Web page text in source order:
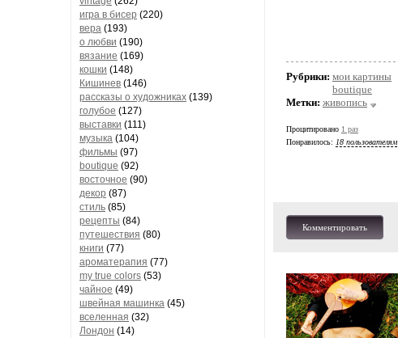
игра в бисер (220)
вера (193)
о любви (190)
вязание (169)
кошки (148)
Кишинев (146)
рассказы о художниках (139)
голубое (127)
выставки (111)
музыка (104)
фильмы (97)
boutique (92)
восточное (90)
декор (87)
стиль (85)
рецепты (84)
путешествия (80)
книги (77)
ароматерапия (77)
my true colors (53)
чайное (49)
швейная машинка (45)
вселенная (32)
Лондон (14)
Рубрики: мои картины
boutique
Метки: живопись
Процитировано 1 раз
Понравилось: 18 пользователям
Комментировать